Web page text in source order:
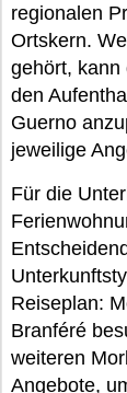
regionalen
Ortskern.
gehört, kann
den
Guerno
jeweilige
Für die
Reiseplan:
Branféré
weiteren
Angebote,